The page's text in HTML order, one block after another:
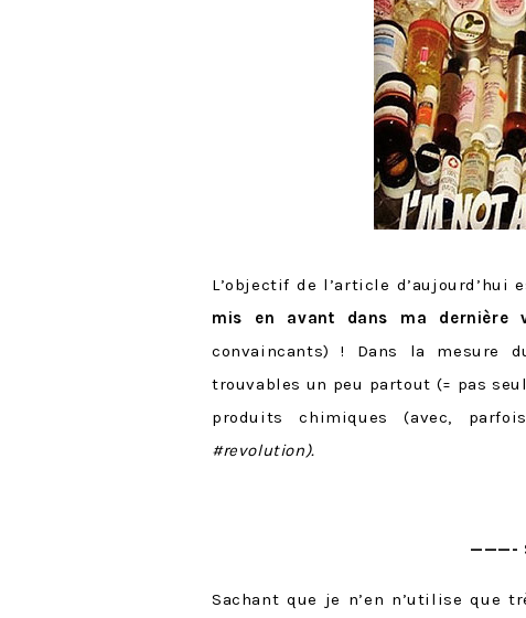
L’objectif de l’article d’aujourd’hui
mis en avant dans ma dernière
convaincants) ! Dans la mesure
trouvables un peu partout (= pas
produits chimiques (avec,
#revolution).
———-
Sachant que je n’en n’utilise que